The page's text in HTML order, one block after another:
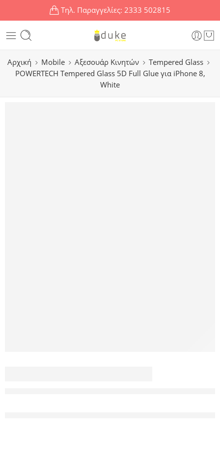
Τηλ. Παραγγελίες: 2333 502815
Αρχική Mobile Αξεσουάρ Κινητών
Tempered Glass
POWERTECH Tempered Glass 5D Full Glue για iPhone 8,
White